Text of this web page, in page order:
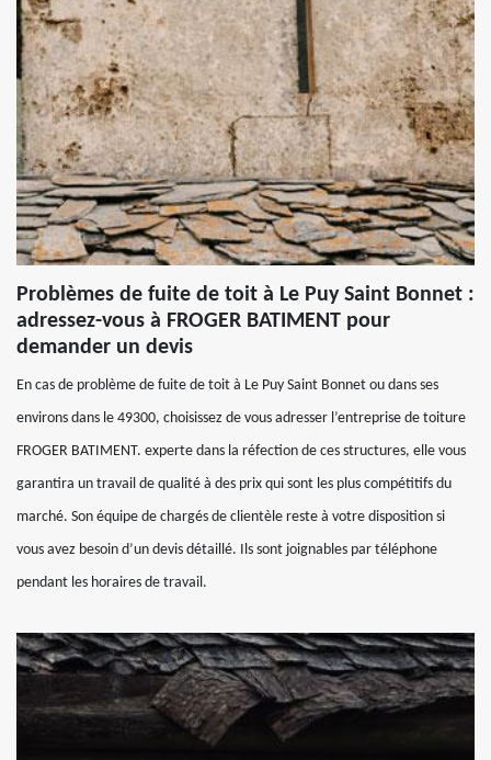
Problèmes de fuite de toit à Le Puy Saint Bonnet :
adressez-vous à FROGER BATIMENT pour
demander un devis
En cas de problème de fuite de toit à Le Puy Saint Bonnet ou dans ses
environs dans le 49300, choisissez de vous adresser l’entreprise de toiture
FROGER BATIMENT. experte dans la réfection de ces structures, elle vous
garantira un travail de qualité à des prix qui sont les plus compétitifs du
marché. Son équipe de chargés de clientèle reste à votre disposition si
vous avez besoin d’un devis détaillé. Ils sont joignables par téléphone
pendant les horaires de travail.